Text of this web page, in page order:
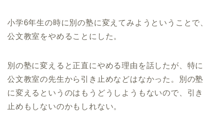
小学6年生の時に別の塾に変えてみようということで、
公文教室をやめることにした。
別の塾に変えると正直にやめる理由を話したが、特に
公文教室の先生から引き止めなどはなかった。別の塾
に変えるというのはもうどうしようもないので、引き
止めもしないのかもしれない。